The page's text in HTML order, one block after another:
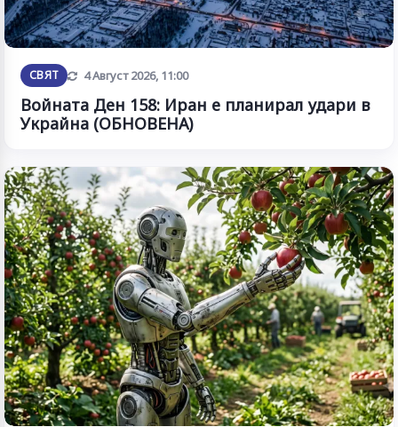
СВЯТ Обновена
4 Август 2026, 11:00
Войната Ден 158: Иран е планирал удари в
Украйна (ОБНОВЕНА)